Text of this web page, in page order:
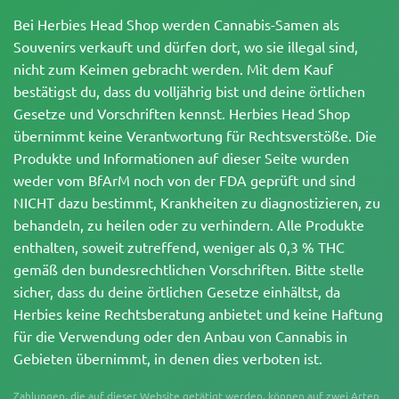
Bei Herbies Head Shop werden Cannabis-Samen als
Souvenirs verkauft und dürfen dort, wo sie illegal sind,
nicht zum Keimen gebracht werden. Mit dem Kauf
bestätigst du, dass du volljährig bist und deine örtlichen
Gesetze und Vorschriften kennst. Herbies Head Shop
übernimmt keine Verantwortung für Rechtsverstöße. Die
Produkte und Informationen auf dieser Seite wurden
weder vom BfArM noch von der FDA geprüft und sind
NICHT dazu bestimmt, Krankheiten zu diagnostizieren, zu
behandeln, zu heilen oder zu verhindern. Alle Produkte
enthalten, soweit zutreffend, weniger als 0,3 % THC
gemäß den bundesrechtlichen Vorschriften. Bitte stelle
sicher, dass du deine örtlichen Gesetze einhältst, da
Herbies keine Rechtsberatung anbietet und keine Haftung
für die Verwendung oder den Anbau von Cannabis in
Gebieten übernimmt, in denen dies verboten ist.
Zahlungen, die auf dieser Website getätigt werden, können auf zwei Arten